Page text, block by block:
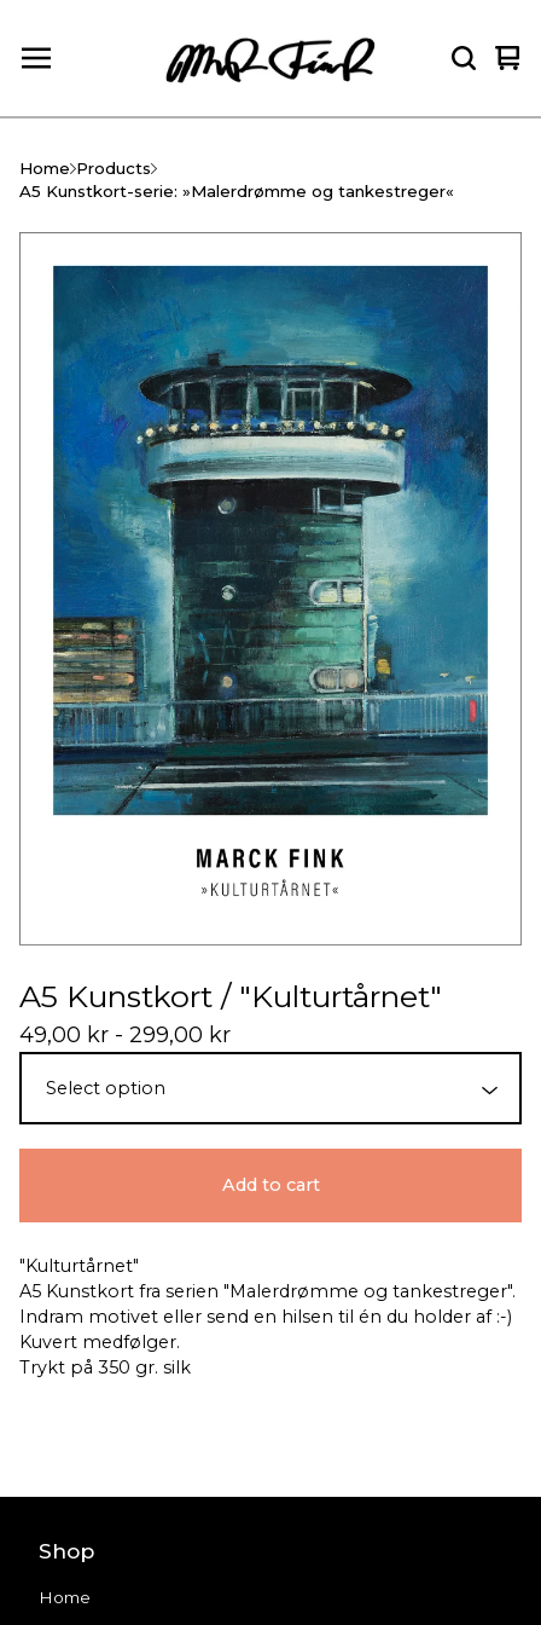
0
Home Products
A5 Kunstkort-serie: »Malerdrømme og tankestreger«
A5 Kunstkort / "Kulturtårnet"
49,00 kr - 299,00 kr
Add to cart
"Kulturtårnet"
A5 Kunstkort fra serien "Malerdrømme og tankestreger".
Indram motivet eller send en hilsen til én du holder af :-)
Kuvert medfølger.
Trykt på 350 gr. silk
Shop
Home